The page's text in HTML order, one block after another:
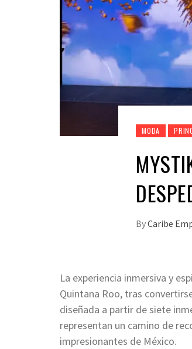
MODA
ByCaribe
La experiencia inmersiva y
Quintana Roo, tras
diseñada a partir de siete
representan un camino de
impresionantes de México.